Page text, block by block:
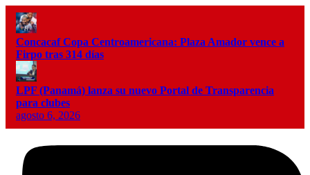
Concacaf Copa Centroamericana: Plaza Amador vence a
Firpo tras 314 días
LPF (Panamá) lanza su nuevo Portal de Transparencia
para clubes
agosto 6, 2026